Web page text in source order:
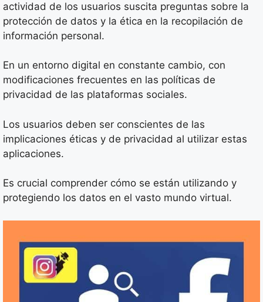
actividad de los usuarios suscita preguntas sobre la
protección de datos y la ética en la recopilación de
información personal.
En un entorno digital en constante cambio, con
modificaciones frecuentes en las políticas de
privacidad de las plataformas sociales.
Los usuarios deben ser conscientes de las
implicaciones éticas y de privacidad al utilizar estas
aplicaciones.
Es crucial comprender cómo se están utilizando y
protegiendo los datos en el vasto mundo virtual.